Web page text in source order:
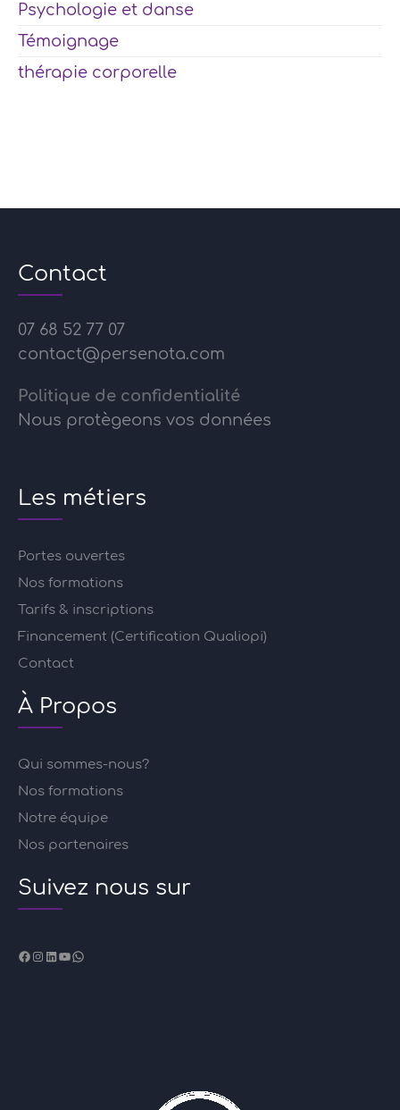
Psychologie et danse
Témoignage
thérapie corporelle
Contact
07 68 52 77 07
contact@persenota.com
Politique de confidentialité
Nous protègeons vos données
Les métiers
Portes ouvertes
Nos formations
Tarifs & inscriptions
Financement (Certification Qualiopi)
Contact
À Propos
Qui sommes-nous?
Nos formations
Notre équipe
Nos partenaires
Suivez nous sur
Facebook
Instagram
LinkedIn
YouTube
WhatsApp